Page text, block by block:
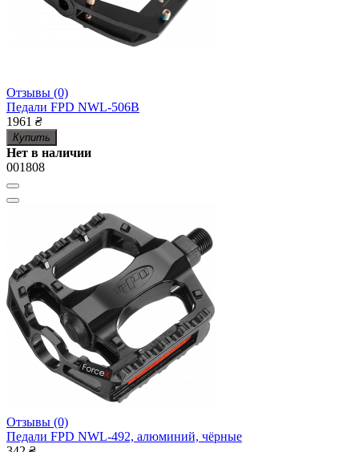
Отзывы (0)
Педали FPD NWL-506B
1961 ₴
Купить
Нет в наличии
001808
Отзывы (0)
Педали FPD NWL-492, алюминий, чёрные